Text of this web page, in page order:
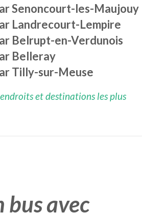
Senoncourt-les-Maujouy
Landrecourt-Lempire
Belrupt-en-Verdunois
Belleray
Tilly-sur-Meuse
et destinations les plus
bus avec